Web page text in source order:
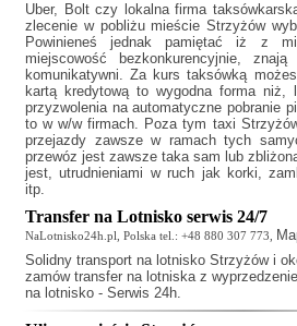
Uber, Bolt czy lokalna firma
zlecenie w pobliżu mieście Strzyżów
Powinieneś jednak pamiętać iż z
miejscowość bezkonkurencyjnie,
komunikatywni. Za kurs taksówką
kartą kredytową to wygodna forma niż,
przyzwolenia na automatyczne pobranie
to w w/w firmach. Poza tym taxi
przejazdy zawsze w ramach tych
przewóz jest zawsze taka sam lub
jest, utrudnieniami w ruch jak korki,
itp.
Transfer na Lotnisko serwis 24/7
NaLotnisko24h.pl, Polska tel.: +48 880 307 773,
Solidny transport na lotnisko Strzyżówi
zamów transfer na lotniska z
na lotnisko - Serwis 24h.